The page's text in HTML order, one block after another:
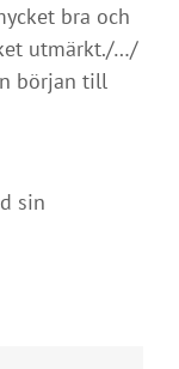
bra och
utmärkt./…/
början till
sin